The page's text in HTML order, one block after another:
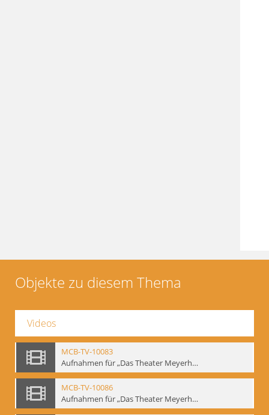
Objekte zu diesem Thema
Videos
MCB-TV-10083
Aufnahmen für „Das Theater Meyerholds und die Biomechanik“ (1). Demonstration der Etüde „Die Ohrfeige“ in verschiedenen Variationen, Ausschnitt 1 - Interne Signatur: BM-vid-1_A1
MCB-TV-10086
Aufnahmen für „Das Theater Meyerholds und die Biomechanik“ (2). Demonstration der Etüde „Die Ohrfeige“ in verschiedenen Variationen, Ausschnitt 1 - Interne Signatur: BM-vid-2_A1